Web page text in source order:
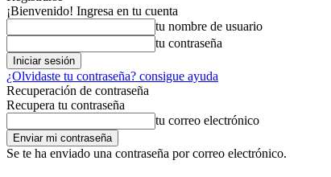
¡Bienvenido! Ingresa en tu cuenta
tu nombre de usuario
tu contraseña
¿Olvidaste tu contraseña? consigue ayuda
Recuperación de contraseña
Recupera tu contraseña
tu correo electrónico
Se te ha enviado una contraseña por correo electrónico.